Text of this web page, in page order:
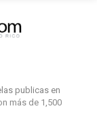
publicas en
más de 1,500